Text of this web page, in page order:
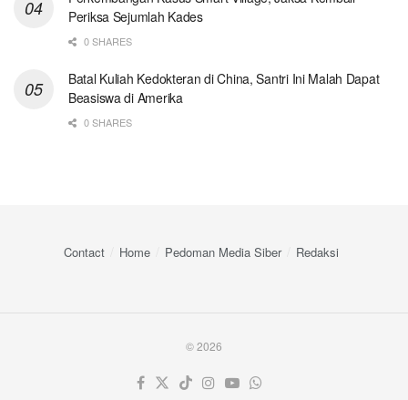
Periksa Sejumlah Kades
0 SHARES
Batal Kuliah Kedokteran di China, Santri Ini Malah Dapat
Beasiswa di Amerika
0 SHARES
Contact Home Pedoman Media Siber Redaksi
© 2026